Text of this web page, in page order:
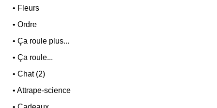
• Fleurs
•Ordre
•Ça roule plus...
•Ça roule...
•Chat (2)
•Attrape-science